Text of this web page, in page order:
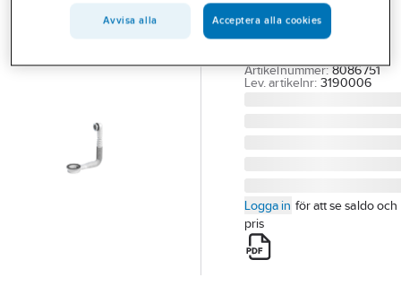
CONTURA EASYCLEAN
BRÄDDAVLOPPSSATS
Artikelnummer: 8086751
Lev. artikelnr: 3190006
Logga in för att se saldo och
pris
Avvisa alla Acceptera alla cookies